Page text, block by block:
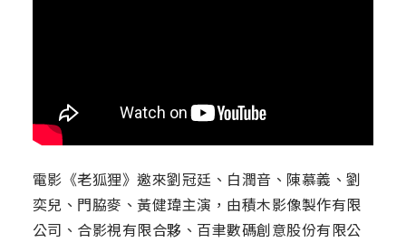
電影《老狐狸》邀來劉冠廷、白潤音、陳慕義、劉
奕兒、門脇麥、黃健瑋主演，由積木影像製作有限
公司、合影視有限合夥、百聿數碼創意股份有限公